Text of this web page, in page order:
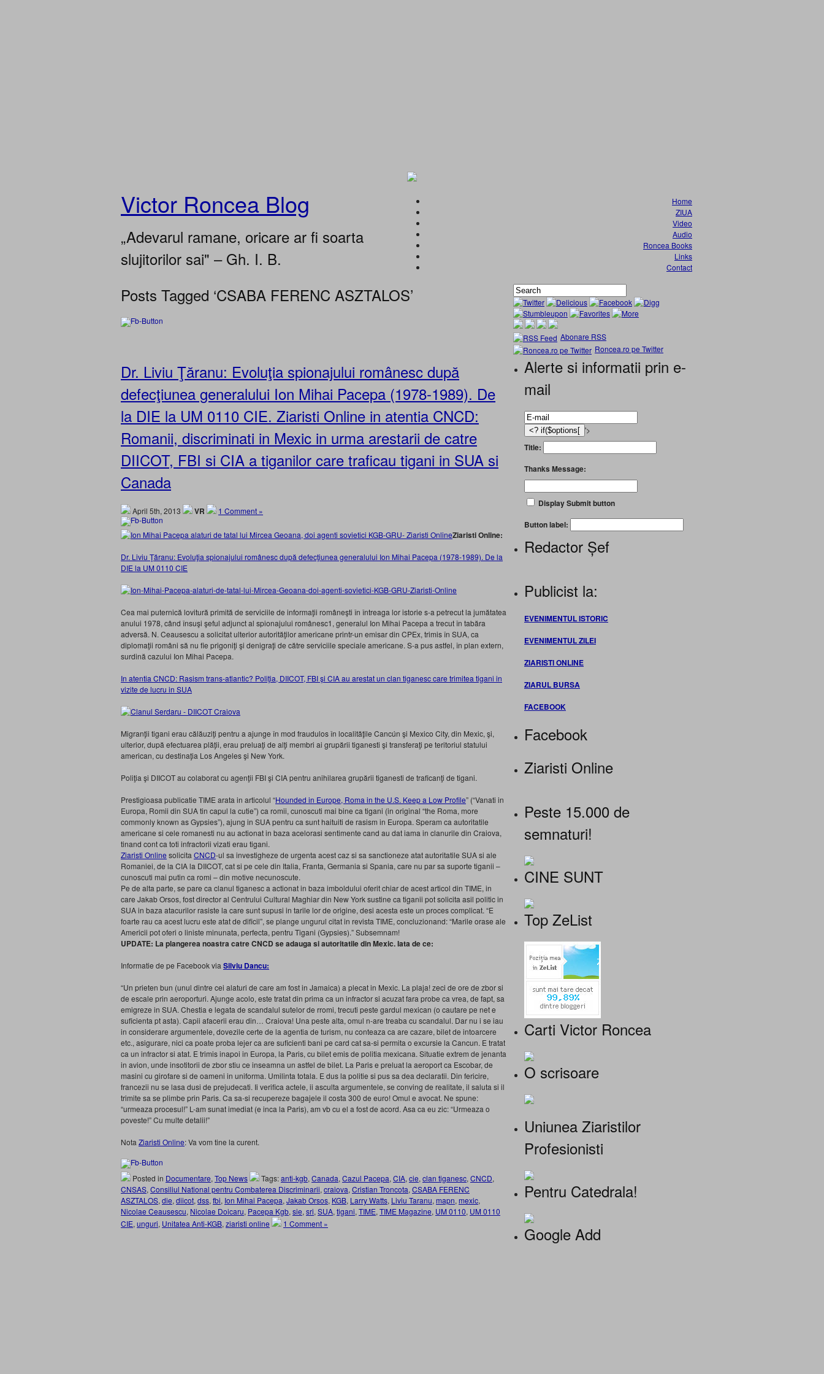
Victor Roncea Blog
„Adevarul ramane, oricare ar fi soarta
slujitorilor sai" – Gh. I. B.
Home
ZIUA
Video
Audio
Roncea Books
Links
Contact
Posts Tagged ‘CSABA FERENC ASZTALOS’
Dr. Liviu Ţăranu: Evoluţia spionajului românesc după
defecţiunea generalului Ion Mihai Pacepa (1978-1989). De
la DIE la UM 0110 CIE. Ziaristi Online in atentia CNCD:
Romanii, discriminati in Mexic in urma arestarii de catre
DIICOT, FBI si CIA a tiganilor care traficau tigani in SUA si
Canada
April 5th, 2013 VR 1 Comment »
Ziaristi Online:
Dr. Liviu Ţăranu: Evoluţia spionajului românesc după defecţiunea generalului Ion Mihai Pacepa (1978-1989). De la
DIE la UM 0110 CIE
Cea mai puternică lovitură primită de serviciile de informaţii româneşti în întreaga lor istorie s-a petrecut la jumătatea
anului 1978, când însuşi şeful adjunct al spionajului românesc1, generalul Ion Mihai Pacepa a trecut în tabăra
adversă. N. Ceausescu a solicitat ulterior autorităţilor americane printr-un emisar din CPEx, trimis în SUA, ca
diplomaţii români să nu fie prigoniţi şi denigraţi de către serviciile speciale americane. S-a pus astfel, în plan extern,
surdină cazului Ion Mihai Pacepa.
In atentia CNCD: Rasism trans-atlantic? Poliţia, DIICOT, FBI şi CIA au arestat un clan tiganesc care trimitea tigani in
vizite de lucru in SUA
Migranţii tigani erau călăuziţi pentru a ajunge în mod fraudulos în localităţile Cancún şi Mexico City, din Mexic, şi,
ulterior, după efectuarea plăţii, erau preluaţi de alţi membri ai grupării tiganesti şi transferaţi pe teritoriul statului
american, cu destinaţia Los Angeles şi New York.
Poliţia şi DIICOT au colaborat cu agenţii FBI şi CIA pentru anihilarea grupării tiganesti de traficanţi de tigani.
Prestigioasa publicatie TIME arata in articolul “Hounded in Europe, Roma in the U.S. Keep a Low Profile” (“Vanati in
Europa, Romii din SUA tin capul la cutie”) ca romii, cunoscuti mai bine ca tigani (in original “the Roma, more
commonly known as Gypsies”), ajung in SUA pentru ca sunt haituiti de rasism in Europa. Speram ca autoritatile
americane si cele romanesti nu au actionat in baza acelorasi sentimente cand au dat iama in clanurile din Craiova,
tinand cont ca toti infractorii vizati erau tigani.
Ziaristi Online solicita CNCD-ul sa investigheze de urgenta acest caz si sa sanctioneze atat autoritatile SUA si ale
Romaniei, de la CIA la DIICOT, cat si pe cele din Italia, Franta, Germania si Spania, care nu par sa suporte tiganii –
cunoscuti mai putin ca romi – din motive necunoscute.
Pe de alta parte, se pare ca clanul tiganesc a actionat in baza imboldului oferit chiar de acest articol din TIME, in
care Jakab Orsos, fost director al Centrului Cultural Maghiar din New York sustine ca tiganii pot solicita asil politic in
SUA in baza atacurilor rasiste la care sunt supusi in tarile lor de origine, desi acesta este un proces complicat. “E
foarte rau ca acest lucru este atat de dificil”, se plange ungurul citat in revista TIME, concluzionand: “Marile orase ale
Americii pot oferi o liniste minunata, perfecta, pentru Tigani (Gypsies).” Subsemnam!
UPDATE: La plangerea noastra catre CNCD se adauga si autoritatile din Mexic. Iata de ce:
Informatie de pe Facebook via Silviu Dancu:
“Un prieten bun (unul dintre cei alaturi de care am fost in Jamaica) a plecat in Mexic. La plaja! zeci de ore de zbor si
de escale prin aeroporturi. Ajunge acolo, este tratat din prima ca un infractor si acuzat fara probe ca vrea, de fapt, sa
emigreze in SUA. Chestia e legata de scandalul sutelor de rromi, trecuti peste gardul mexican (o cautare pe net e
suficienta pt asta). Capii afacerii erau din… Craiova! Una peste alta, omul n-are treaba cu scandalul. Dar nu i se iau
in considerare argumentele, dovezile certe de la agentia de turism, nu conteaza ca are cazare, bilet de intoarcere
etc., asigurare, nici ca poate proba lejer ca are suficienti bani pe card cat sa-si permita o excursie la Cancun. E tratat
ca un infractor si atat. E trimis inapoi in Europa, la Paris, cu bilet emis de politia mexicana. Situatie extrem de jenanta
in avion, unde insotitorii de zbor stiu ce inseamna un astfel de bilet. La Paris e preluat la aeroport ca Escobar, de
masini cu girofare si de oameni in uniforma. Umilinta totala. E dus la politie si pus sa dea declaratii. Din fericire,
francezii nu se lasa dusi de prejudecati. Ii verifica actele, ii asculta argumentele, se conving de realitate, il saluta si il
trimite sa se plimbe prin Paris. Ca sa-si recupereze bagajele il costa 300 de euro! Omul e avocat. Ne spune:
“urmeaza procesul!” L-am sunat imediat (e inca la Paris), am vb cu el a fost de acord. Asa ca eu zic: “Urmeaza o
poveste!” Cu multe detalii!”
Nota Ziaristi Online: Va vom tine la curent.
Posted in Documentare, Top News Tags:anti-kgb, Canada, Cazul Pacepa, CIA, cie, clan tiganesc, CNCD,
CNSAS, Consiliul National pentru Combaterea Discriminarii, craiova, Cristian Troncota, CSABA FERENC
ASZTALOS, die, diicot, dss, fbi, Ion Mihai Pacepa, Jakab Orsos, KGB, Larry Watts, Liviu Taranu, mapn, mexic,
Nicolae Ceausescu, Nicolae Doicaru, Pacepa Kgb, sie, sri, SUA, tigani, TIME, TIME Magazine, UM 0110, UM 0110
CIE, unguri, Unitatea Anti-KGB, ziaristi online 1 Comment »
Abonare RSS
Roncea.ro pe Twitter
Alerte si informatii prin e-
mail
'>
Title:
Thanks Message:
Display Submit button
Button label:
Redactor Șef
Publicist la:
EVENIMENTUL ISTORIC
EVENIMENTUL ZILEI
ZIARISTI ONLINE
ZIARUL BURSA
FACEBOOK
Facebook
Ziaristi Online
Peste 15.000 de
semnaturi!
CINE SUNT
Top ZeList
Carti Victor Roncea
O scrisoare
Uniunea Ziaristilor
Profesionisti
Pentru Catedrala!
Google Add